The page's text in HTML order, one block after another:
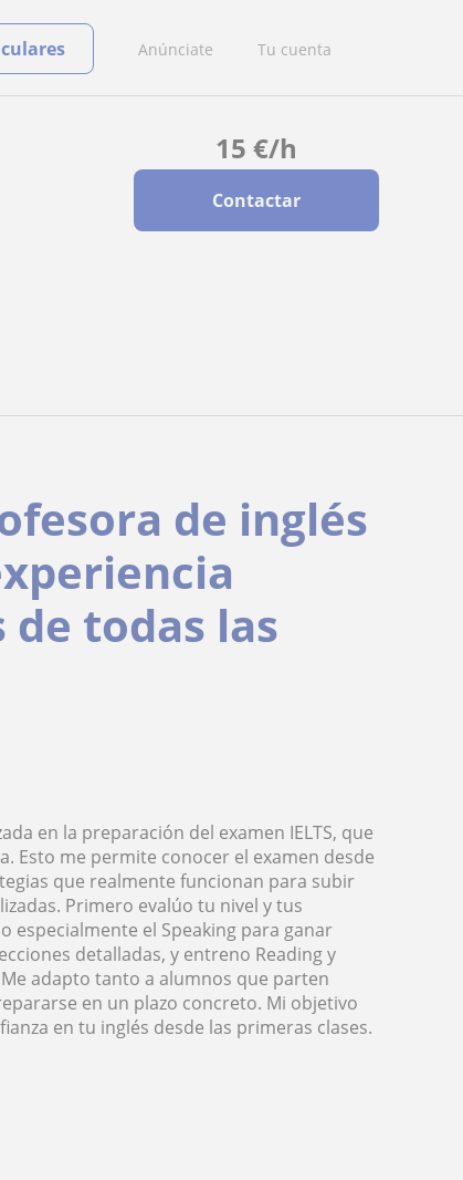
Anúnciate Tu cuenta
15 €/h
Contactar
de inglés
todas las
en la preparación del examen IELTS, que
Esto me permite conocer el examen desde
que realmente funcionan para subir
Primero evalúo tu nivel y tus
especialmente el Speaking para ganar
detalladas, y entreno Reading y
adapto tanto a alumnos que parten
en un plazo concreto. Mi objetivo
en tu inglés desde las primeras clases.